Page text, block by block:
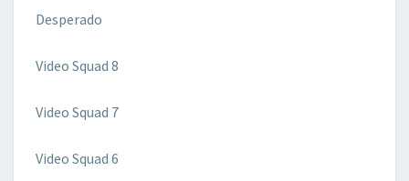
Desperado
Video Squad 8
Video Squad 7
Video Squad 6